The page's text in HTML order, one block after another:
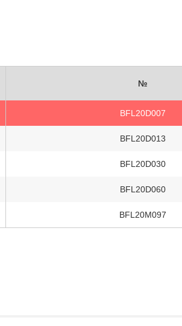
№
BFL20D007
BFL20D013
BFL20D030
BFL20D060
BFL20M097